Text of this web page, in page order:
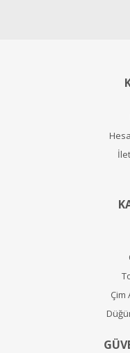
Çim